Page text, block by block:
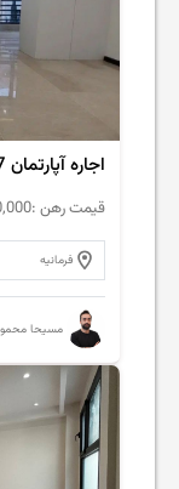
اجاره آپارتمان 67متر فرمانیه نوساز
قیمت رهن :
فرمانیه
مسیحا